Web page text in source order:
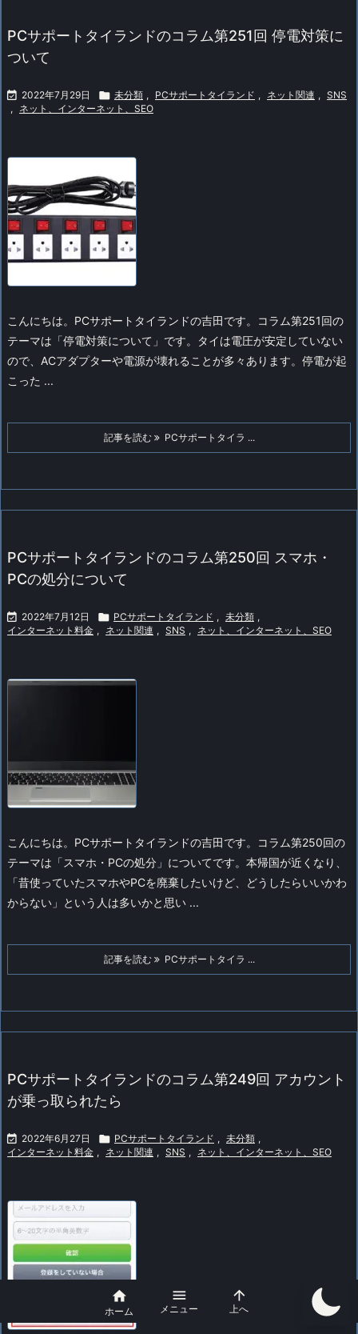
PCサポートタイランドのコラム第251回 停電対策に
ついて
 2022年7月29日  未分類 , PCサポートタイランド , ネット関連 , SNS
, ネット、インターネット、SEO
こんにちは。PCサポートタイランドの吉田です。
コラム第251回の
テーマは「停電対策について」です。
タイは電圧が安定していない
ので、ACアダプターや電源が壊れることが多々あります。 停電が起
こった ...
記事を読む PCサポートタイラ ...
PCサポートタイランドのコラム第250回 スマホ・
PCの処分について
 2022年7月12日  PCサポートタイランド , 未分類 ,
インターネット料金 , ネット関連 , SNS , ネット、インターネット、SEO
こんにちは。PCサポートタイランドの吉田です。コラム第250回の
テーマは「スマホ・PCの処分」についてです。 本帰国が近くなり、
「昔使っていたスマホやPCを廃棄したいけど、どうしたらいいかわ
からない」という人は多いかと思い ...
記事を読む PCサポートタイラ ...
PCサポートタイランドのコラム第249回 アカウント
が乗っ取られたら
 2022年6月27日  PCサポートタイランド , 未分類 ,
インターネット料金 , ネット関連 , SNS , ネット、インターネット、SEO

ホーム

メニュー

上へ